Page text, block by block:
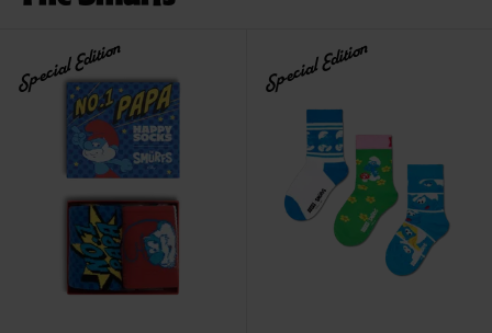
Special Edition Special Edition